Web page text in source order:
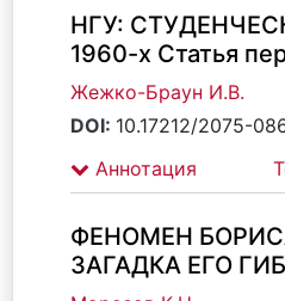
НГУ:
1960-х Статья
Жежко-Браун И.В.
DOI: 10.17212/2075-
Аннотация
ФЕНОМЕН
ЗАГАДКА ЕГО